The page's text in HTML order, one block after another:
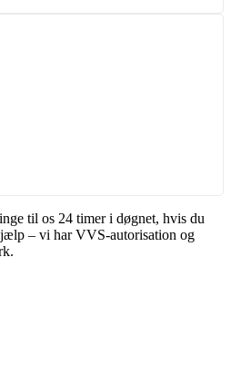
til os 24 timer i døgnet, hvis du
– vi har VVS-autorisation og